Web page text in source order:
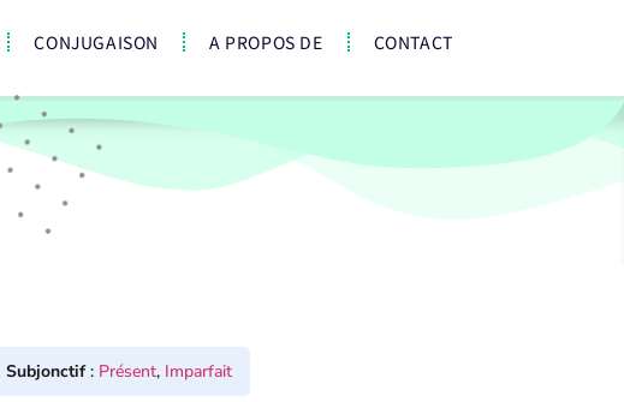
CONJUGAISON A PROPOS DE CONTACT
Subjonctif: Présent, Imparfait